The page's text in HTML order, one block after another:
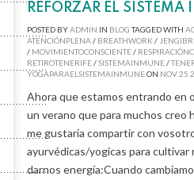
REFORZAR EL SISTEMA
POSTED BYADMIN IN BLOGTAGGED WITH
ATENCIÓNPLENA/ BREATHWORK/
/ MOVIMIENTOCONSCIENTE/
RETIROTENERIFE/SISTEMAINMUNE/
YOGAPARAELSISTEMAINMUNEON NOV25
Ahora que estamos entrando en
un verano que para muchos creo
me gustaría compartir con
ayurvédicas/yogicas para
darnos energía:Cuando